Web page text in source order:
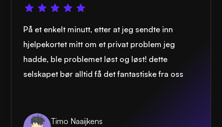
På et enkelt minutt, etter at jeg sendte inn
hjelpekortet mitt om et privat problem jeg
hadde, ble problemet løst og løst! dette
selskapet bør alltid få det fantastiske fra oss
Timo Naaijkens